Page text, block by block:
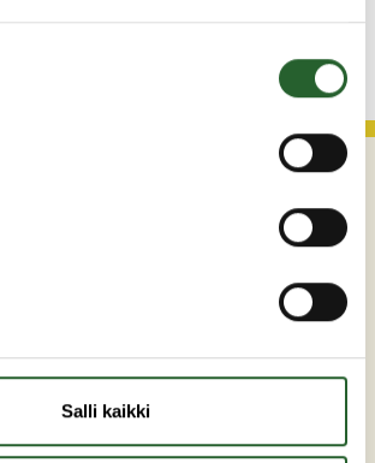
Salli kaikki
Maaherrankatu 7
89200 Puolanka
Puh: +358 (0)8 6155 441